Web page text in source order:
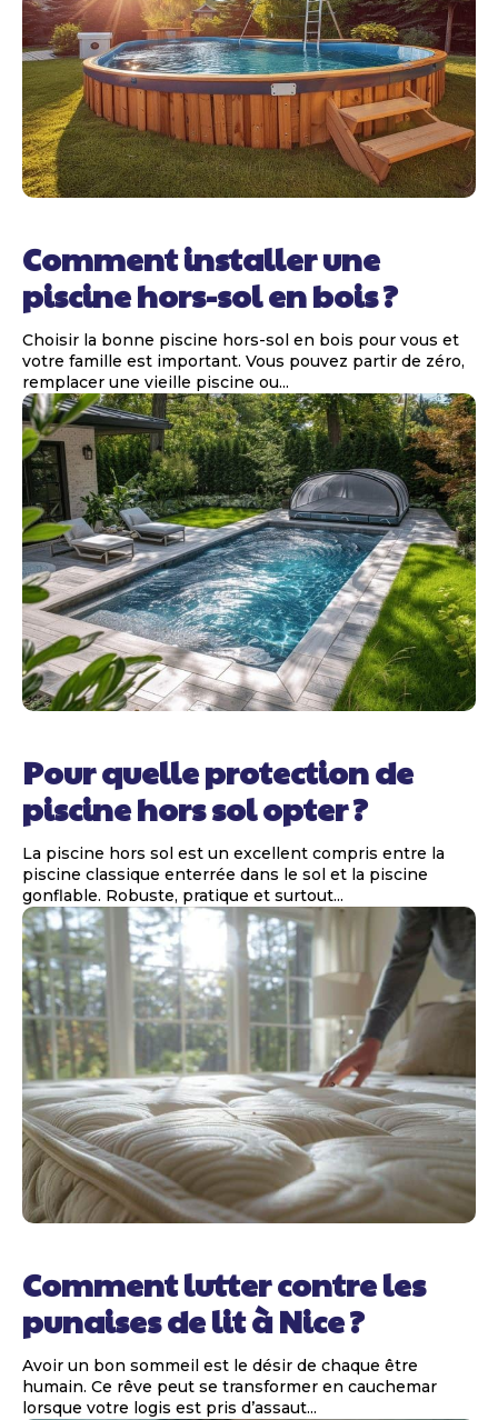
Comment installer une
piscine hors-sol en bois ?
Choisir la bonne piscine hors-sol en bois pour vous et
votre famille est important. Vous pouvez partir de zéro,
remplacer une vieille piscine ou...
Pour quelle protection de
piscine hors sol opter ?
La piscine hors sol est un excellent compris entre la
piscine classique enterrée dans le sol et la piscine
gonflable. Robuste, pratique et surtout...
Comment lutter contre les
punaises de lit à Nice ?
Avoir un bon sommeil est le désir de chaque être
humain. Ce rêve peut se transformer en cauchemar
lorsque votre logis est pris d’assaut...